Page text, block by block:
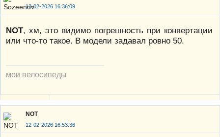
12-02-2026 16:36:09
NOT, хм, это видимо погрешность при конвертации
или что-то такое. В модели задавал ровно 50.
мои велосипеды
NOT
12-02-2026 16:53:36